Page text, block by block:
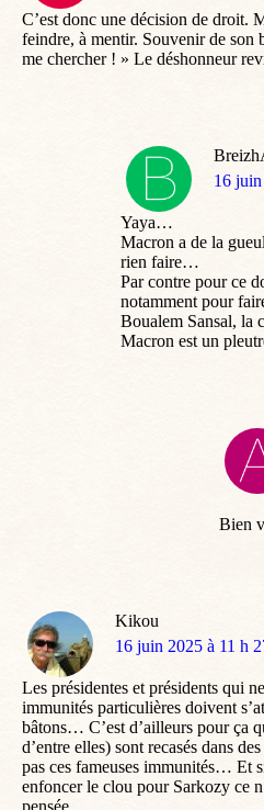
C’est donc une décision de droit.
feindre, à mentir. Souvenir de son
me chercher ! » Le déshonneur
dit
16
Yaya…
Macron a de la
rien faire…
Par contre pour ce
notamment pour
Boualem Sansal, la
Macron est un
Bien
Kikou
dit
16 juin 2025 à 11 h
Les présidentes et présidents qui
immunités particulières doivent
bâtons… C’est d’ailleurs pour ça
d’entre elles) sont recasés dans
pas ces fameuses immunités… Et
enfoncer le clou pour Sarkozy ce
pensée.